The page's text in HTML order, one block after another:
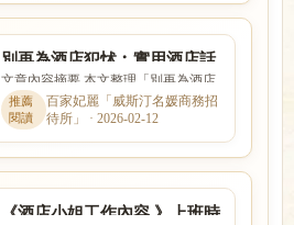
別再為酒店犯怵︰實用酒店話
術，你值得擁有
文章內容摘要 本文整理「別再為酒店
犯怵︰實用酒店話術，你值得擁有」
的核心重點，從新手最常遇...
百家妃麗「威斯汀名媛商務招
待所」 · 2026-02-12
《酒店小姐工作內容 》上班時